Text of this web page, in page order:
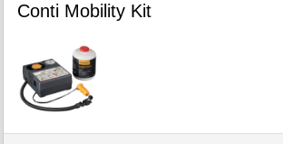
Conti Mobility Kit